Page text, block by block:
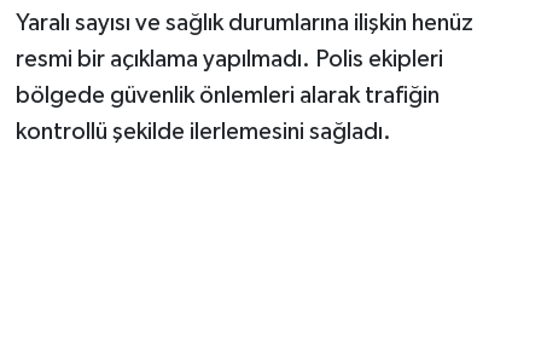
Yaralı sayısı ve sağlık durumlarına ilişkin henüz
resmi bir açıklama yapılmadı. Polis ekipleri
bölgede güvenlik önlemleri alarak trafiğin
kontrollü şekilde ilerlemesini sağladı.